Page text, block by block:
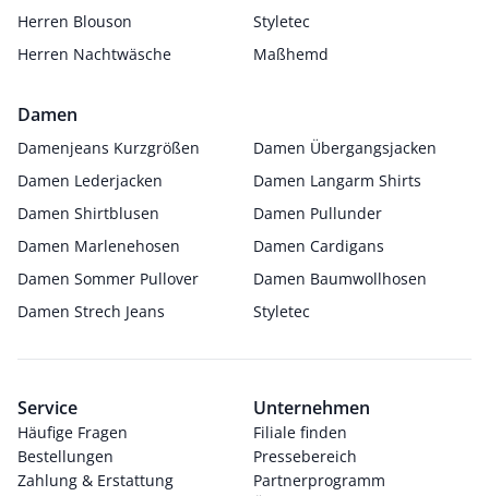
Herren Blouson
Styletec
Herren Nachtwäsche
Maßhemd
Damen
Damenjeans Kurzgrößen
Damen Übergangsjacken
Damen Lederjacken
Damen Langarm Shirts
Damen Shirtblusen
Damen Pullunder
Damen Marlenehosen
Damen Cardigans
Damen Sommer Pullover
Damen Baumwollhosen
Damen Strech Jeans
Styletec
Service
Häufige Fragen
Bestellungen
Zahlung & Erstattung
Unternehmen
Filiale finden
Pressebereich
Partnerprogramm